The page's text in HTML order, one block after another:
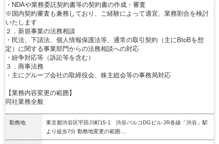
・NDAや業務委託契約書等の契約書の作成・審査
※国内契約審査も兼務しており、ご経験によって適宜、業務割合を検討
いたします
２．新規事業の法務相談
・民法、下請法、個人情報保護法等、通常の取引契約（主にBtoBを想
定）に関する事業部門からの法務相談への対応
・紛争対応等（訴訟等を含む）
３．商事法務
・主にグループ会社の取締役会、株主総会等の事務局対応
【業務内容変更の範囲】
同社業務全般
勤務地
東京都渋谷区宇田川町15-1 渋谷パルコDGビル JR各線「渋谷」駅
より徒歩7分 勤務地変更の範囲:…